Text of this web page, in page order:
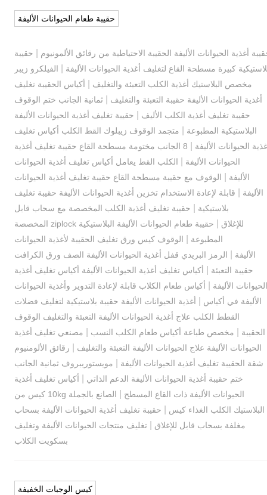
حقيبة طعام الحيوانات الأليفة
أغذية الحيوانات الأليفة الحقيبة الاحتياطية من رقائق الألمونيوم
حقيبة
كبيرة مسطحة القاع لتغليف أغذية الحيوانات الأليفة
الفيلكرو زيبر
مخصص البلاستيك أغذية الكلب التعبئة والتغليف
أكياس الحقيبة تغليف
أغذية الحيوانات الأليفة حقيبة التعبئة والتغليف |ثمانية الجانب ختم الوقوف
حقيبة تغليف أغذية الكلب الأليف
حقيبة تغليف أغذية الحيوانات الأليفة
البلاستيكية المطبوعة
متجمد الوقوف زيبلوك القط الكلب أكياس تغليف
الحيوانات الأليفة
8 الجانب مختومة مسطحة القاع حقيبة تغليف أغذية
الحيوانات الأليفة
الكلب القط يعامل أكياس تغليف أغذية الحيوانات
الأليفة
الوقوف مع حقيبة مسطحة القاع حقيبة تغليف أغذية الحيوانات
الأليفة
قابلة لإعادة الاستخدام تخزين أغذية الحيوانات الأليفة حقيبة تغليف
بلاستيكية
حقيبة تغليف أغذية الكلب المخصصة مع سحاب قابل
للإغلاق
حقيبة طعام الحيوانات الأليفة البلاستيكية ziplock المخصصة
المطبوعة
الوقوف كيس ورق تغليف الحقيبة لأغذية الحيوانات
الأليفة
الرمز البريدي قفل أغذية الحيوانات الأليفة الصف ورق الكرافت
حقيبة التعبئة
أكياس تغليف أغذية الحيوانات الأليفة أكياس تغليف أغذية
الحيوانات الأليفة
أكياس طعام الكلاب قابلة لإعادة التدوير وأغذية الحيوانات
الأليفة في أكياس
أغذية الحيوانات الأليفة حقيبة بلاستيكية لتغليف فضلات
القطط الكلب علاج أغذية الحيوانات الأليفة التعبئة والتغليف الوقوف
الحقيبة
مخصص طباعة أكياس طعام الكلب النسب
مصنعي تغليف أغذية
الحيوانات الأليفة علاج الحيوانات الأليفة التعبئة والتغليف
رقائق الألومنيوم
شقة الحقيبة تغليف أغذية الحيوانات الأليفة
مويستوريبروف ثمانية الجانب
ختم حقيبة أغذية الحيوانات الأليفة الدعم الذاتي
أكياس تغليف أغذية
الحيوانات الأليفة ذات القاع المسطح
الصانع بالجملة 10kg كيس من
البلاستيك الكلب الغذاء كيس
حقيبة تغليف أغذية الحيوانات الأليفة بسحاب
مغلفة بسحاب قابل للإغلاق |تغليف منتجات الحيوانات الأليفة وتغليف
بسكويت الكلاب
كيس الوجبات الخفيفة